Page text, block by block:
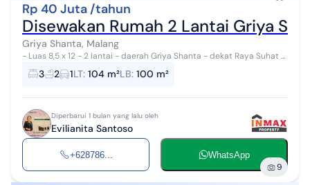
Rp 40 Juta /tahun
Disewakan Rumah 2 Lantai Griya
Griya Shanta, Malang
- Luas 8,5 x 12 - 2 lantai - daerah Griya Shanta - dekat Raya Suhat -
Bangunan terawat - Dekat UB & Polinema Info lebih lanjut, hubungi:
Evi INMAX...
3 2 1LT: 104 m²LB: 100 m²
Diperbarui 1 bulan yang lalu oleh
Evilianita Santoso
+628786... WhatsApp
9